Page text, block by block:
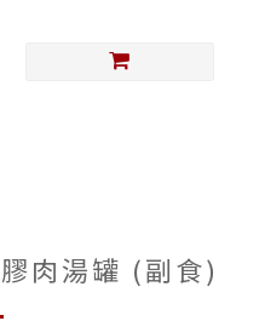
肉湯罐 (副食)